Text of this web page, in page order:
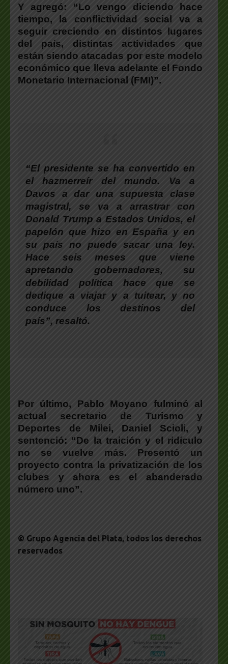
Y agregó: “Lo vengo diciendo hace
tiempo, la conflictividad social va a
seguir creciendo en distintos lugares
del país, distintas actividades que
están siendo atacadas por este modelo
económico que lleva adelante el Fondo
Monetario Internacional (FMI)”.
“El presidente se ha convertido en
el hazmerreír del mundo. Va a
Davos a dar una supuesta clase
magistral, se va a arrastrar con
Donald Trump a Estados Unidos, el
papelón que hizo en España y en
su país no puede sacar una ley.
Hace seis meses que viene
apretando gobernadores, su
debilidad política hace que se
dedique a viajar y a tuitear, y no
conduce los destinos del
país”, resaltó.
Por último, Pablo Moyano fulminó al
actual secretario de Turismo y
Deportes de Milei, Daniel Scioli, y
sentenció: “De la traición y el ridículo
no se vuelve más. Presentó un
proyecto contra la privatización de los
clubes y ahora es el abanderado
número uno”.
© Grupo Agencia del Plata, todos los derechos
reservados